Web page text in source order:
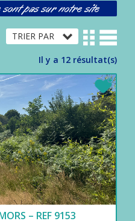
sont pas sur notre site
Il y a 12 résultat(s)
– REF 9153